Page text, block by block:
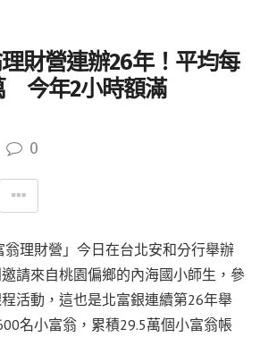
財營連辦26年！平均每
今年2小時額滿
0
理財營」今日在台北安和分行舉辦
請來自桃園偏鄉的內海國小師生，參
活動，這也是北富銀連續第26年舉
名小富翁，累積29.5萬個小富翁帳